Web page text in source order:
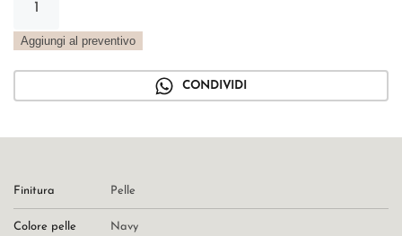
inAggiungi al preventivo
CONDIVIDI
Finitura Pelle
Colore pelle Navy